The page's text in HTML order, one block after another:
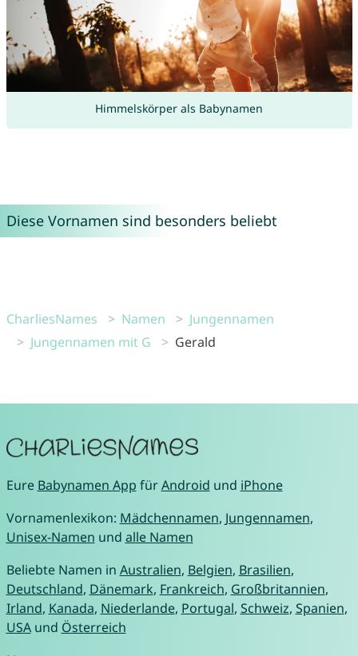
Himmelskörper als Babynamen
Diese Vornamen sind besonders beliebt
CharliesNames Namen
Jungennamen
Jungennamen mit G
Gerald
Eure Babynamen App fürAndroid und iPhone
Vornamenlexikon: Mädchennamen, Jungennamen,
Unisex-Namen und alle Namen
Beliebte Namen in Australien, Belgien, Brasilien,
Deutschland, Dänemark, Frankreich, Großbritannien,
Irland, Kanada, Niederlande, Portugal, Schweiz, Spanien,
USAund Österreich